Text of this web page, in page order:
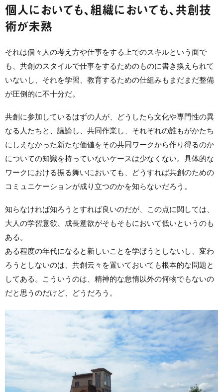
個人においても、組織においても、共創技
術が未熟
それは個々人の考え方や仕事をする上でのスキルという面で
も、共創のスタイルで仕事をするためのものに書き換えられて
いないし、それを学習、教育するための仕組みもまだまだ整備
が圧倒的に不十分だ。
共創に参加しているはずの人が、どうしたら文化や専門性の異
なる人たちと、議論し、共同作業し、それぞれの誰もがかたち
にしえなかった新たな価値をその共同ワークから作り得るのか
についての知識を持っていないケースは少なくない。具体的な
ワークにおける振る舞いにおいても、どうすれば共創のための
コミュニケーションが成り立つのかを知らないだろう。
知らなければ知ろうとすれば良いのだが、この点に関しては、
大人の学習意欲、成長意欲がそもそもにおいて低いというのも
ある。
ある程度の年代になると新しいことを学ぼうとしないし、変わ
ろうとしないのは、共創云々を置いておいても根本的な問題と
してある。こういうのは、精神的な怠惰以外の何物でもないの
だと思うのだけど、どうだろう。